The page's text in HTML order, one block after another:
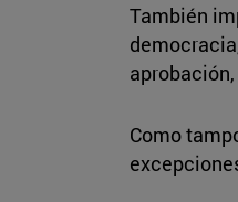
También
Como